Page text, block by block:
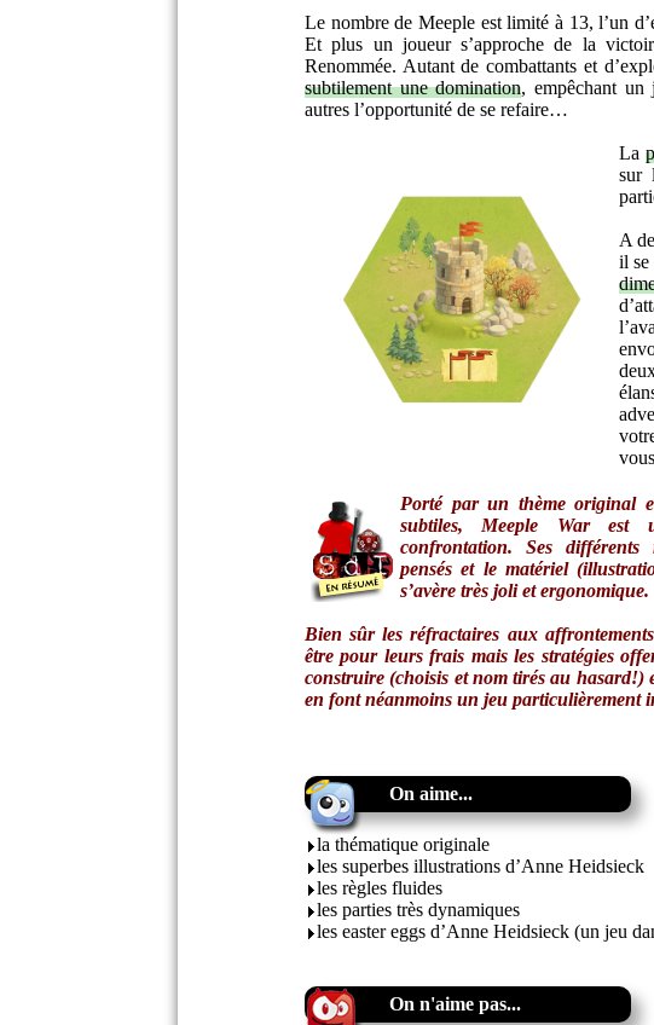
Le nombre de Meeple est limité à 13, l’un
Et plus un joueur s’approche de la
Renommée. Autant de combattants et
subtilement une domination, empêchant
autres l’opportunité de se refaire…
La
sur
A
il se
Porté par un thème original
subtiles, Meeple Warest
confrontation. Ses
pensés et le matériel
s’avère très joli et ergonomique.
Bien sûr les réfractaires aux
être pour leurs frais mais les stratégies
construire (choisis et nom tirés au hasard!)
en font néanmoins un jeu particulièrement
On aime...
la thématique originale
les superbes illustrations d’Anne Heidsieck
les règles fluides
les parties très dynamiques
les easter eggs d’Anne Heidsieck (un jeu
On n'aime pas...